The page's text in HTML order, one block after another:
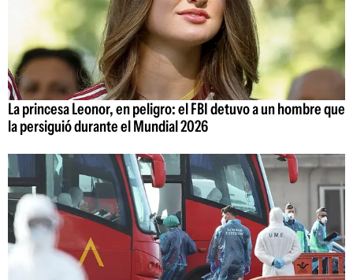
La princesa Leonor, en peligro: el FBI detuvo a un hombre que
la persiguió durante el Mundial 2026